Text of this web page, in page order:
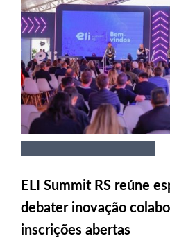
ELI Summit RS reúne
debater inovação
inscrições abertas